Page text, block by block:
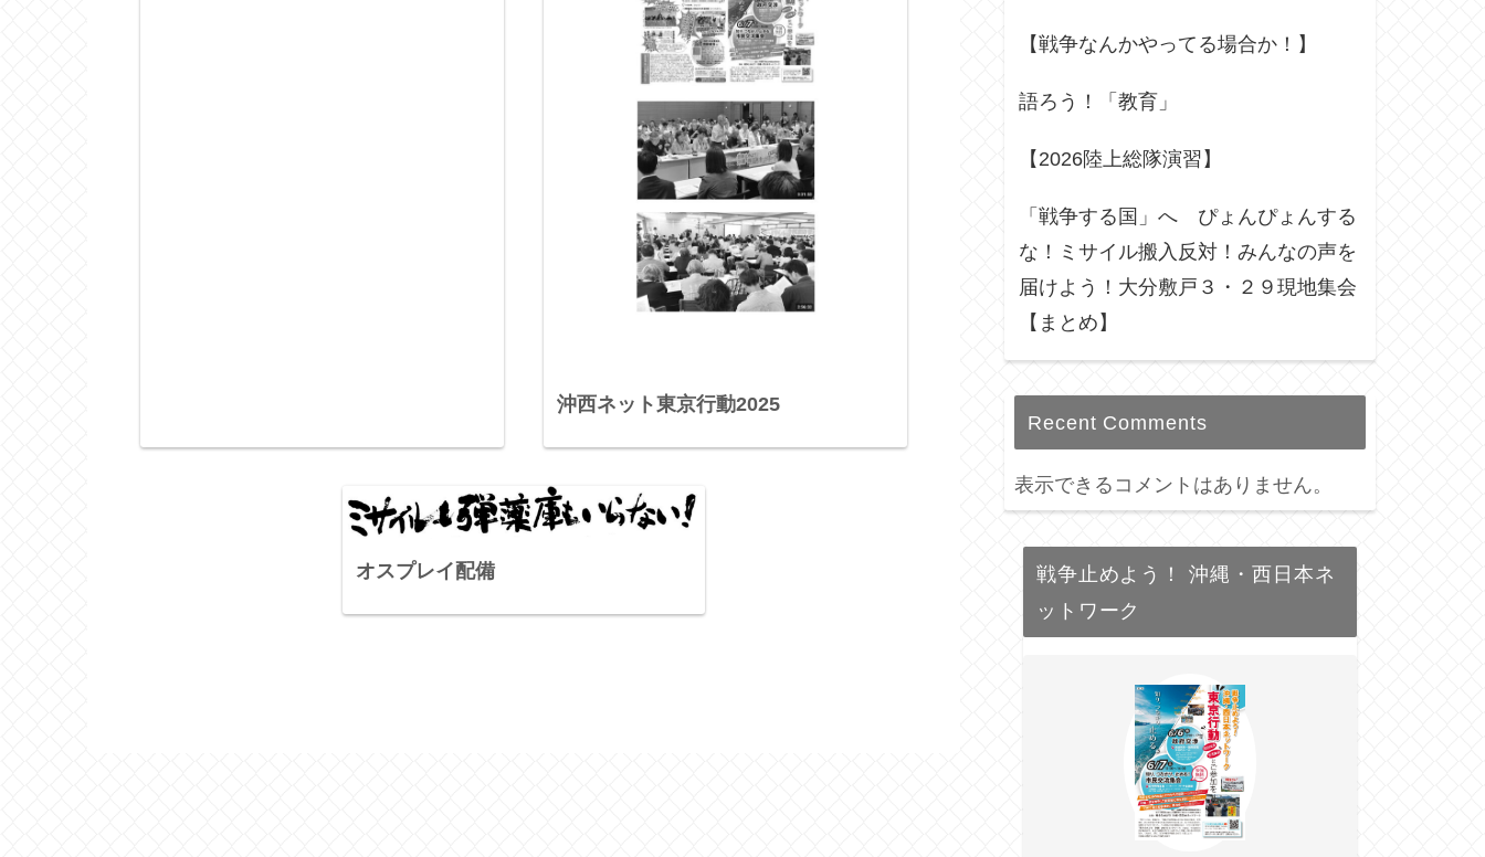
沖西ネット東京行動2025
オスプレイ配備
【戦争なんかやってる場合か！】
語ろう！「教育」
【2026陸上総隊演習】
「戦争する国」へ ぴょんぴょんする
な！ミサイル搬入反対！みんなの声を
届けよう！大分敷戸３・２９現地集会
【まとめ】
Recent Comments
表示できるコメントはありません。
戦争止めよう！ 沖縄・西日本ネ
ットワーク